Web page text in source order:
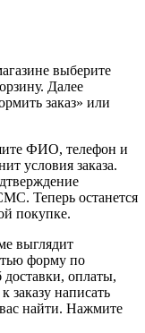
выберите
Далее
заказ» или
ФИО, телефон и
условия заказа.
Теперь останется
покупке.
выглядит
форму по
доставки, оплаты,
заказу написать
найти. Нажмите